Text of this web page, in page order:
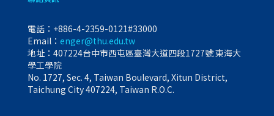
電話： +886-4-2359-0121#33000
Email： enger@thu.edu.tw
地址：407224台中市西屯區臺灣大道四段1727號 東海大
學工學院
No. 1727, Sec. 4, Taiwan Boulevard, Xitun District,
Taichung City 407224, Taiwan R.O.C.